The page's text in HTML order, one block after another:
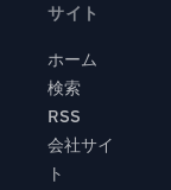
サイト
ホーム
検索
RSS
会社サイ
ト